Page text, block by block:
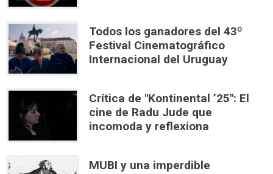
Todos los ganadores del 43º
Festival Cinematográfico
Internacional del Uruguay
Crítica de "Kontinental ’25": El
cine de Radu Jude que
incomoda y reflexiona
MUBI y una imperdible